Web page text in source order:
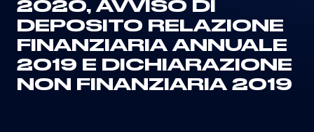
2020, AVVISO DI
DEPOSITO RELAZIONE
FINANZIARIA ANNUALE
2019 E DICHIARAZIONE
NON FINANZIARIA 2019